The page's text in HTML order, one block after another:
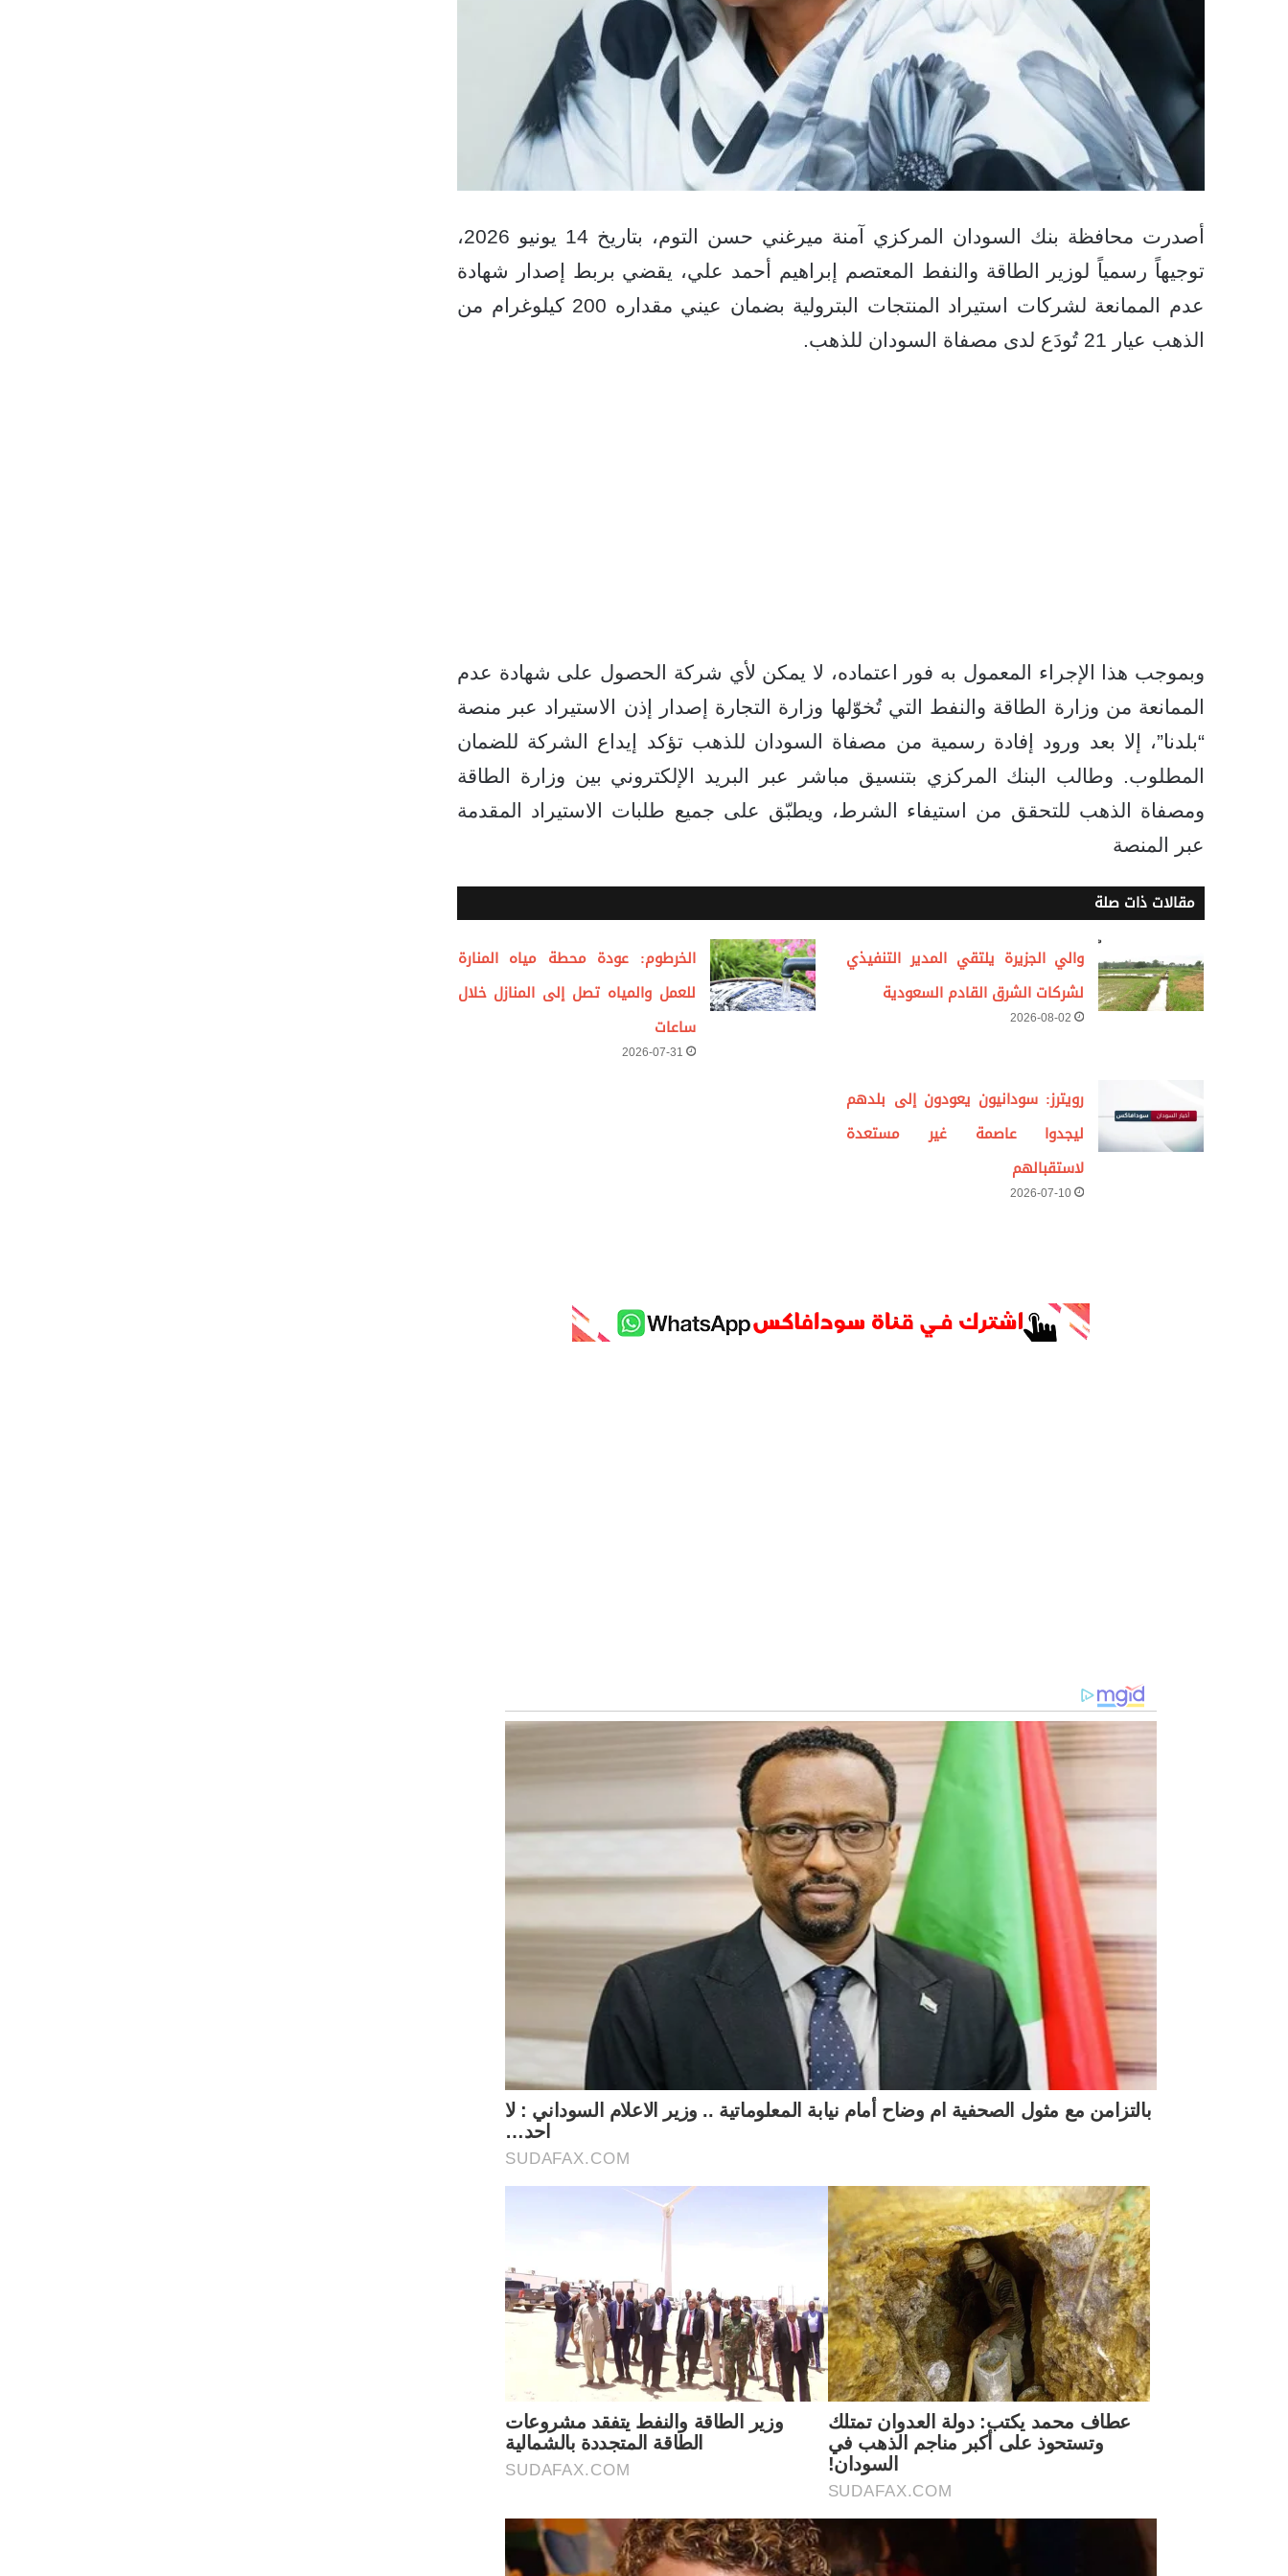
أصدرت محافظة بنك السودان المركزي آمنة ميرغني حسن التوم، بتاريخ 14 يونيو 2026،
توجيهاً رسمياً لوزير الطاقة والنفط المعتصم إبراهيم أحمد علي، يقضي بربط إصدار شهادة
عدم الممانعة لشركات استيراد المنتجات البترولية بضمان عيني مقداره 200 كيلوغرام من
الذهب عيار 21 تُودَع لدى مصفاة السودان للذهب.
وبموجب هذا الإجراء المعمول به فور اعتماده، لا يمكن لأي شركة الحصول على شهادة عدم
الممانعة من وزارة الطاقة والنفط التي تُخوّلها وزارة التجارة إصدار إذن الاستيراد عبر منصة
“بلدنا”، إلا بعد ورود إفادة رسمية من مصفاة السودان للذهب تؤكد إيداع الشركة للضمان
المطلوب. وطالب البنك المركزي بتنسيق مباشر عبر البريد الإلكتروني بين وزارة الطاقة
ومصفاة الذهب للتحقق من استيفاء الشرط، ويطبّق على جميع طلبات الاستيراد المقدمة
عبر المنصة
مقالات ذات صلة
والي الجزيرة يلتقي المدير التنفيذي
لشركات الشرق القادم السعودية
2026-08-02
الخرطوم: عودة محطة مياه المنارة
للعمل والمياه تصل إلى المنازل خلال
ساعات
2026-07-31
رويترز: سودانيون يعودون إلى بلدهم
ليجدوا عاصمة غير مستعدة
لاستقبالهم
2026-07-10